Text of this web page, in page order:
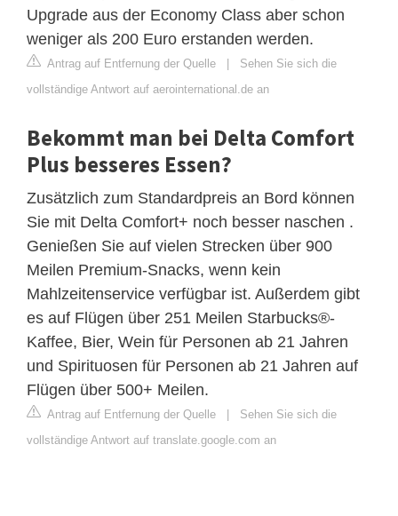
Upgrade aus der Economy Class aber schon
weniger als 200 Euro erstanden werden.
Antrag auf Entfernung der Quelle | Sehen Sie sich die
vollständige Antwort auf aerointernational.de an
Bekommt man bei Delta Comfort
Plus besseres Essen?
Zusätzlich zum Standardpreis an Bord können
Sie mit Delta Comfort+ noch besser naschen .
Genießen Sie auf vielen Strecken über 900
Meilen Premium-Snacks, wenn kein
Mahlzeitenservice verfügbar ist. Außerdem gibt
es auf Flügen über 251 Meilen Starbucks®-
Kaffee, Bier, Wein für Personen ab 21 Jahren
und Spirituosen für Personen ab 21 Jahren auf
Flügen über 500+ Meilen.
Antrag auf Entfernung der Quelle | Sehen Sie sich die
vollständige Antwort auf translate.google.com an